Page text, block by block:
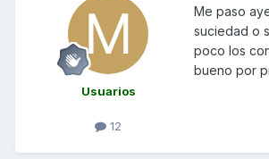
Usuarios
12
Me paso
suciedad o
poco los
bueno por